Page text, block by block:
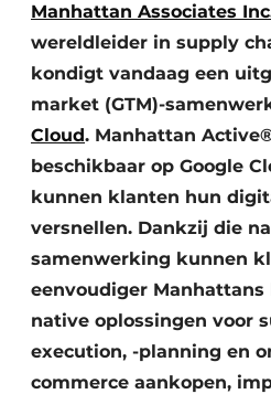
Manhattan Associates
wereldleider in supply
kondigt vandaag een
market (GTM)-
Cloud. Manhattan
beschikbaar op Google
kunnen klanten hun
versnellen. Dankzij die
samenwerking kunnen
eenvoudiger Manhattans
native oplossingen voor
execution, -planning en
commerce aankopen,